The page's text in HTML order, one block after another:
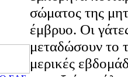
σώματος της
έμβρυο. Οι
μεταδώσουν το
μερικές